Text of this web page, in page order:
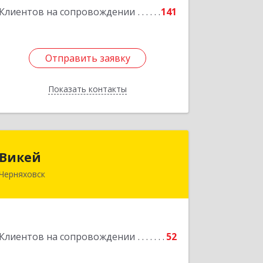
Клиентов на сопровождении 141
Отправить заявку
Показать контакты
Подробнее
Отправить заявку
Назад
Викей
Клиентов на сопровождении 52
238150, Калининградская обл,
Подробнее